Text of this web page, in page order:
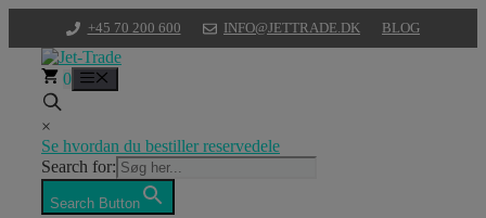
indhold
+45 70 200 600 INFO@JETTRADE.DK BLOG
0
×
Se hvordan du bestiller reservedele
Search for:
Search Button